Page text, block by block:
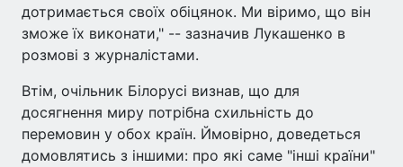
дотримається своїх обіцянок. Ми віримо, що він
зможе їх виконати," -- зазначив Лукашенко в
розмові з журналістами.
Втім, очільник Білорусі визнав, що для
досягнення миру потрібна схильність до
перемовин у обох країн. Ймовірно, доведеться
домовлятись з іншими: про які саме "інші країни"